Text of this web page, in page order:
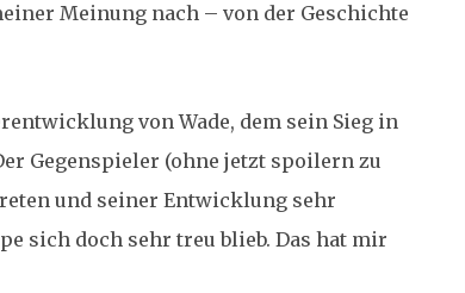
Meinung nach – von der Geschichte
von Wade, dem sein Sieg in
Gegenspieler (ohne jetzt spoilern zu
und seiner Entwicklung sehr
sich doch sehr treu blieb. Das hat mir